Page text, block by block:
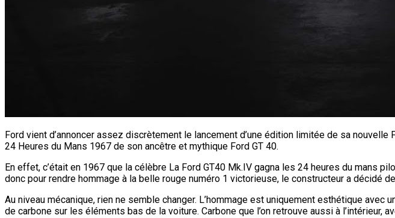
Ford vient d’annoncer assez discrètement le lancement d’une édition limitée de sa
24 Heures du Mans 1967 de son ancêtre et mythique Ford GT 40.
En effet, c’était en 1967 que la célèbre La Ford GT40 Mk.IV gagna les 24 heures du mans
donc pour rendre hommage à la belle rouge numéro 1 victorieuse, le constructeur a décidé
Au niveau mécanique, rien ne semble changer. L’hommage est uniquement esthétique
de carbone sur les éléments bas de la voiture. Carbone que l’on retrouve aussi à